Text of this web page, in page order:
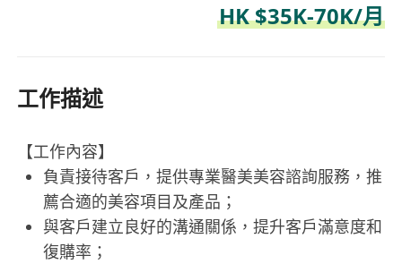
HK $35K-70K/月
工作描述
【工作內容】
負責接待客戶，提供專業醫美美容諮詢服務，推
薦合適的美容項目及產品；
與客戶建立良好的溝通關係，提升客戶滿意度和
復購率；